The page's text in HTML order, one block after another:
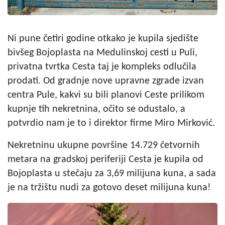
Ni pune četiri godine otkako je kupila sjedište
bivšeg Bojoplasta na Medulinskoj cesti u Puli,
privatna tvrtka Cesta taj je kompleks odlučila
prodati. Od gradnje nove upravne zgrade izvan
centra Pule, kakvi su bili planovi Ceste prilikom
kupnje tih nekretnina, očito se odustalo, a
potvrdio nam je to i direktor firme Miro Mirković.
Nekretninu ukupne površine 14.729 četvornih
metara na gradskoj periferiji Cesta je kupila od
Bojoplasta u stečaju za 3,69 milijuna kuna, a sada
je na tržištu nudi za gotovo deset milijuna kuna!